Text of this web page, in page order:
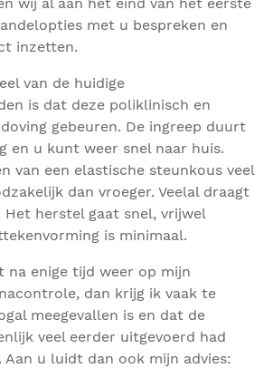
met u bespreken en
inzetten.
van de huidige
is dat deze poliklinisch en
gebeuren. De ingreep duurt
en u kunt weer snel naar huis.
van een elastische steunkous veel
dan vroeger. Veelal draagt
Het herstel gaat snel, vrijwel
is minimaal.
na enige tijd weer op mijn
dan krijg ik vaak te
meegevallen is en dat de
veel eerder uitgevoerd had
Aan u luidt dan ook mijn advies: